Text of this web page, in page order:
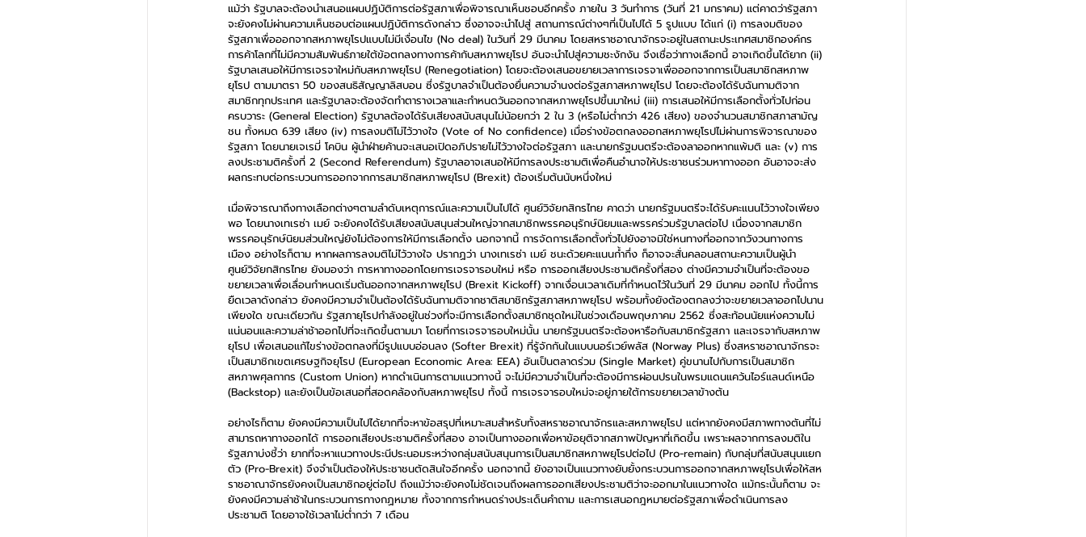
แม้ว่า รัฐบาลจะต้องนำเสนอแผนปฏิบัติการต่อรัฐสภาเพื่อพิจารณาเห็นชอบอีกครั้ง ภายใน 3 วันทำการ (วันที่ 21 มกราคม) แต่คาดว่ารัฐสภา
จะยังคงไม่ผ่านความเห็นชอบต่อแผนปฏิบัติการดังกล่าว ซึ่งอาจจะนำไปสู่ สถานการณ์ต่างๆที่เป็นไปได้ 5 รูปแบบ ได้แก่ (i) การลงมติของ
รัฐสภาเพื่อออกจากสหภาพยุโรปแบบไม่มีเงื่อนไข (No deal) ในวันที่ 29 มีนาคม โดยสหราชอาณาจักรจะอยู่ในสถานะประเทศสมาชิกองค์กร
การค้าโลกที่ไม่มีความสัมพันธ์ภายใต้ข้อตกลงทางการค้ากับสหภาพยุโรป อันจะนำไปสู่ความชะงักงัน จึงเชื่อว่าทางเลือกนี้ อาจเกิดขึ้นได้ยาก (ii)
รัฐบาลเสนอให้มีการเจรจาใหม่กับสหภาพยุโรป (Renegotiation) โดยจะต้องเสนอขยายเวลาการเจรจาเพื่อออกจากการเป็นสมาชิกสหภาพ
ยุโรป ตามมาตรา 50 ของสนธิสัญญาลิสบอน ซึ่งรัฐบาลจำเป็นต้องยื่นความจำนงต่อรัฐสภาสหภาพยุโรป โดยจะต้องได้รับฉันทามติจาก
สมาชิกทุกประเทศ และรัฐบาลจะต้องจัดทำตารางเวลาและกำหนดวันออกจากสหภาพยุโรปขึ้นมาใหม่ (iii) การเสนอให้มีการเลือกตั้งทั่วไปก่อน
ครบวาระ (General Election) รัฐบาลต้องได้รับเสียงสนับสนุนไม่น้อยกว่า 2 ใน 3 (หรือไม่ต่ำกว่า 426 เสียง) ของจำนวนสมาชิกสภาสามัญ
ชน ทั้งหมด 639 เสียง (iv) การลงมติไม่ไว้วางใจ (Vote of No confidence) เมื่อร่างข้อตกลงออกสหภาพยุโรปไม่ผ่านการพิจารณาของ
รัฐสภา โดยนายเจเรมี่ โคบิน ผู้นำฝ่ายค้านจะเสนอเปิดอภิปรายไม่ไว้วางใจต่อรัฐสภา และนายกรัฐมนตรีจะต้องลาออกหากแพ้มติ และ (v) การ
ลงประชามติครั้งที่ 2 (Second Referendum) รัฐบาลอาจเสนอให้มีการลงประชามติเพื่อคืนอำนาจให้ประชาชนร่วมหาทางออก อันอาจจะส่ง
ผลกระทบต่อกระบวนการออกจากการสมาชิกสหภาพยุโรป (Brexit) ต้องเริ่มต้นนับหนึ่งใหม่
เมื่อพิจารณาถึงทางเลือกต่างๆตามลำดับเหตุการณ์และความเป็นไปได้ ศูนย์วิจัยกสิกรไทย คาดว่า นายกรัฐมนตรีจะได้รับคะแนนไว้วางใจเพียง
พอ โดยนางเทเรซ่า เมย์ จะยังคงได้รับเสียงสนับสนุนส่วนใหญ่จากสมาชิกพรรคอนุรักษ์นิยมและพรรคร่วมรัฐบาลต่อไป เนื่องจากสมาชิก
พรรคอนุรักษ์นิยมส่วนใหญ่ยังไม่ต้องการให้มีการเลือกตั้ง นอกจากนี้ การจัดการเลือกตั้งทั่วไปยังอาจมิใช่หนทางที่ออกจากวังวนทางการ
เมือง อย่างไรก็ตาม หากผลการลงมติไม่ไว้วางใจ ปรากฏว่า นางเทเรซ่า เมย์ ชนะด้วยคะแนนก้ำกึ่ง ก็อาจจะสั่นคลอนสถานะความเป็นผู้นำ
ศูนย์วิจัยกสิกรไทย ยังมองว่า การหาทางออกโดยการเจรจารอบใหม่ หรือ การออกเสียงประชามติครั้งที่สอง ต่างมีความจำเป็นที่จะต้องขอ
ขยายเวลาเพื่อเลื่อนกำหนดเริ่มต้นออกจากสหภาพยุโรป (Brexit Kickoff) จากเงื่อนเวลาเดิมที่กำหนดไว้ในวันที่ 29 มีนาคม ออกไป ทั้งนี้การ
ยืดเวลาดังกล่าว ยังคงมีความจำเป็นต้องได้รับฉันทามติจากชาติสมาชิกรัฐสภาสหภาพยุโรป พร้อมทั้งยังต้องตกลงว่าจะขยายเวลาออกไปนาน
เพียงใด ขณะเดียวกัน รัฐสภายุโรปกำลังอยู่ในช่วงที่จะมีการเลือกตั้งสมาชิกชุดใหม่ในช่วงเดือนพฤษภาคม 2562 ซึ่งสะท้อนนัยแห่งความไม่
แน่นอนและความล่าช้าออกไปที่จะเกิดขึ้นตามมา โดยที่การเจรจารอบใหม่นั้น นายกรัฐมนตรีจะต้องหารือกับสมาชิกรัฐสภา และเจรจากับสหภาพ
ยุโรป เพื่อเสนอแก้ไขร่างข้อตกลงที่มีรูปแบบอ่อนลง (Softer Brexit) ที่รู้จักกันในแบบนอร์เวย์พลัส (Norway Plus) ซึ่งสหราชอาณาจักรจะ
เป็นสมาชิกเขตเศรษฐกิจยุโรป (European Economic Area: EEA) อันเป็นตลาดร่วม (Single Market) คู่ขนานไปกับการเป็นสมาชิก
สหภาพศุลกากร (Custom Union) หากดำเนินการตามแนวทางนี้ จะไม่มีความจำเป็นที่จะต้องมีการผ่อนปรนในพรมแดนแคว้นไอร์แลนด์เหนือ
(Backstop) และยังเป็นข้อเสนอที่สอดคล้องกับสหภาพยุโรป ทั้งนี้ การเจรจารอบใหม่จะอยู่ภายใต้การขยายเวลาข้างต้น
อย่างไรก็ตาม ยังคงมีความเป็นไปได้ยากที่จะหาข้อสรุปที่เหมาะสมสำหรับทั้งสหราชอาณาจักรและสหภาพยุโรป แต่หากยังคงมีสภาพทางตันที่ไม่
สามารถหาทางออกได้ การออกเสียงประชามติครั้งที่สอง อาจเป็นทางออกเพื่อหาข้อยุติจากสภาพปัญหาที่เกิดขึ้น เพราะผลจากการลงมติใน
รัฐสภาบ่งชี้ว่า ยากที่จะหาแนวทางประนีประนอมระหว่างกลุ่มสนับสนุนการเป็นสมาชิกสหภาพยุโรปต่อไป (Pro-remain) กับกลุ่มที่สนับสนุนแยก
ตัว (Pro-Brexit) จึงจำเป็นต้องให้ประชาชนตัดสินใจอีกครั้ง นอกจากนี้ ยังอาจเป็นแนวทางยับยั้งกระบวนการออกจากสหภาพยุโรปเพื่อให้สห
ราชอาณาจักรยังคงเป็นสมาชิกอยู่ต่อไป ถึงแม้ว่าจะยังคงไม่ชัดเจนถึงผลการออกเสียงประชามติว่าจะออกมาในแนวทางใด แม้กระนั้นก็ตาม จะ
ยังคงมีความล่าช้าในกระบวนการทางกฏหมาย ทั้งจากการกำหนดร่างประเด็นคำถาม และการเสนอกฎหมายต่อรัฐสภาเพื่อดำเนินการลง
ประชามติ โดยอาจใช้เวลาไม่ต่ำกว่า 7 เดือน